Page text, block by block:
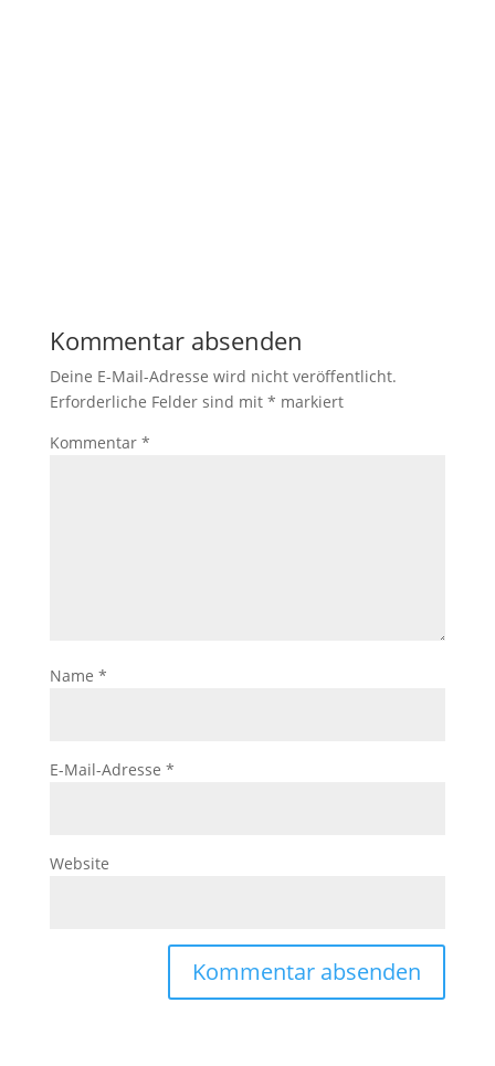
Kommentar absenden
Deine E-Mail-Adresse wird nicht veröffentlicht.
Erforderliche Felder sind mit * markiert
Kommentar *
Name *
E-Mail-Adresse *
Website